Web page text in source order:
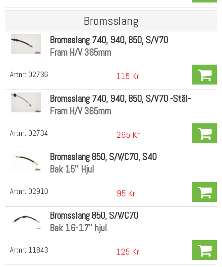
Bromsslang
Artnr: 02736
Bromsslang 740, 940, 850, S/V70
Fram H/V 365mm
115 Kr
Artnr: 02734
Bromsslang 740, 940, 850, S/V70 -Stål-
Fram H/V 365mm
265 Kr
Artnr: 02910
Bromsslang 850, S/V/C70, S40
Bak 15'' Hjul
95 Kr
Artnr: 11843
Bromsslang 850, S/V/C70
Bak 16-17'' hjul
125 Kr